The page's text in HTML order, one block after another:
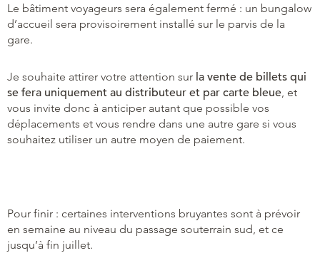
Le bâtiment voyageurs sera également fermé : un bungalow
d’accueil sera provisoirement installé sur le parvis de la
gare.
Je souhaite attirer votre attention sur la vente de billets qui
se fera uniquement au distributeur et par carte bleue, et
vous invite donc à anticiper autant que possible vos
déplacements et vous rendre dans une autre gare si vous
souhaitez utiliser un autre moyen de paiement.
Pour finir : certaines interventions bruyantes sont à prévoir
en semaine au niveau du passage souterrain sud, et ce
jusqu’à fin juillet.